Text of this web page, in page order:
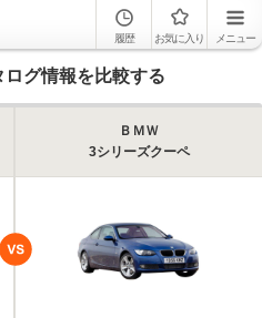
履歴 お気に入り メニュー
グ情報を比較する
ＢＭＷ
3シリーズクーペ